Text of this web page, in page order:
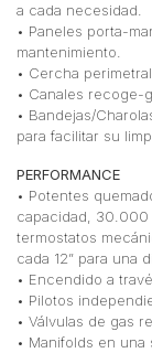
a cada necesidad.
• Paneles porta-
mantenimiento.
• Cercha
• Canales recoge-
• Bandejas/
para facilitar su
PERFORMANCE
• Potentes
capacidad, 30.000
termostatos
cada 12” para una
• Encendido a
• Pilotos
• Válvulas de gas
• Manifolds en